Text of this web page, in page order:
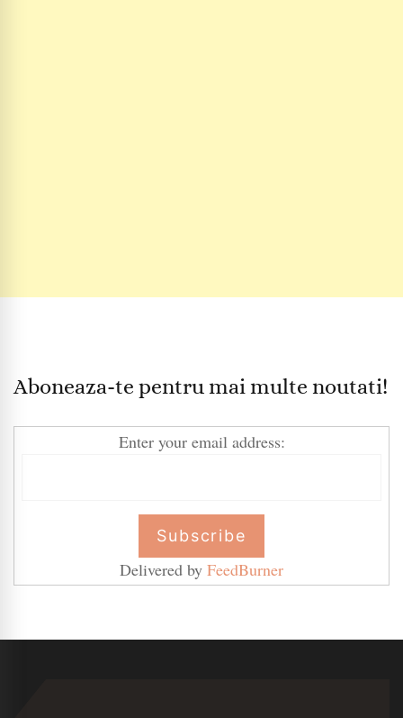
Aboneaza-te pentru mai multe noutati!
Enter your email address:
Delivered by FeedBurner